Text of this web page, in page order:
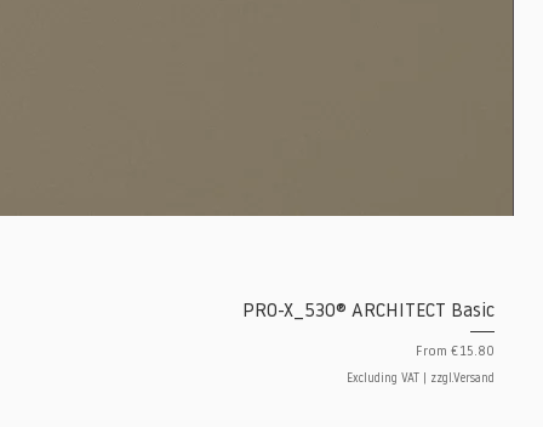
PRO-X_530® ARCHITECT Basic
From €15.80
Sale Price
Excluding VAT zzgl.Versand